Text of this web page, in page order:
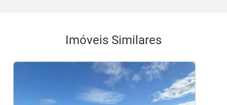
Imóveis Similares